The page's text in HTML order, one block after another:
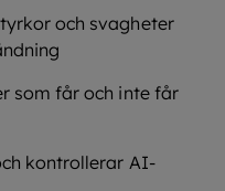
och svagheter
som får och inte får
kontrollerar AI-